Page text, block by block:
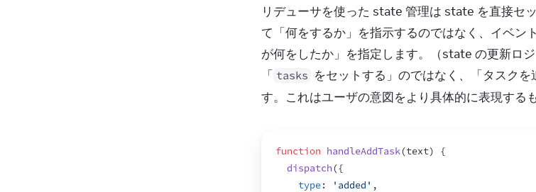
リデューサを使った state 管理は state を直接セ
て「何をするか」を指示するのではなく、イベ
が何をしたか」を指定します。（state の更新ロ
「 tasks をセットする」のではなく、「タスク
す。これはユーザの意図をより具体的に表現するも
function handleAddTask(text)
{
dispatch({
type: 'added' ,